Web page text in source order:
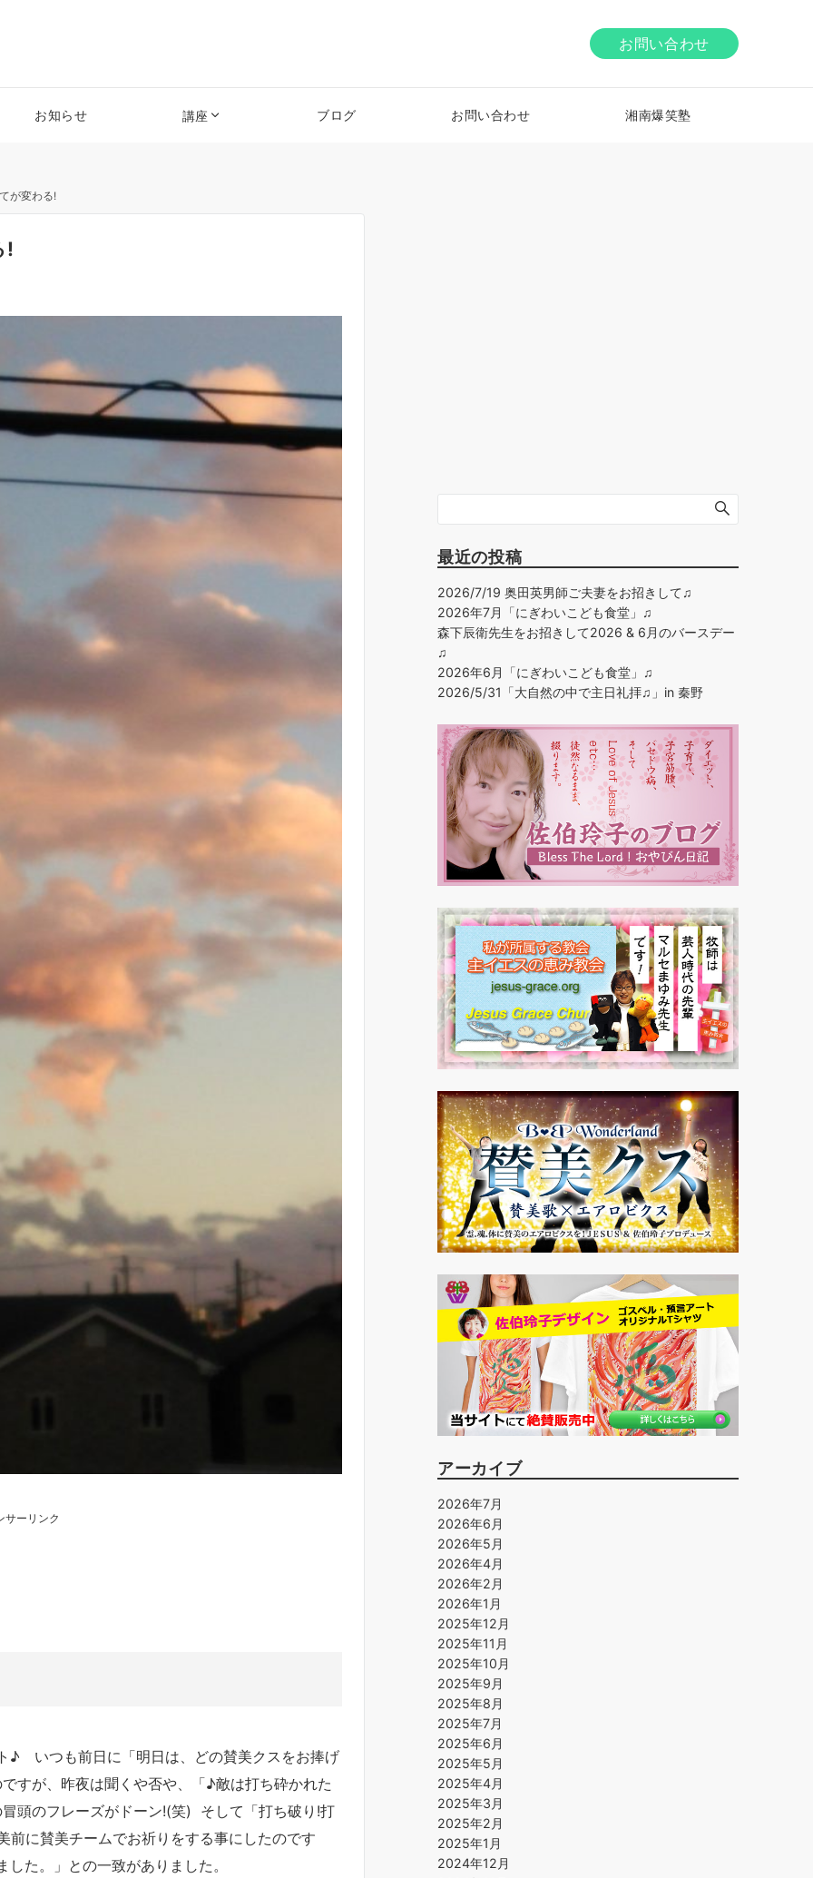
お問い合わせ
お知らせ 講座 ブログ お問い合わせ 湘南爆笑塾
が変わる!
!
サーリンク
♪ いつも前日に「明日は、どの賛美クスをお捧げ
すが、昨夜は聞くや否や、「♪敵は打ち砕かれた
頭のフレーズがドーン!(笑) そして「打ち破り!打
に賛美チームでお祈りをする事にしたのです
た。」との一致がありました。
最近の投稿
2026/7/19 奥田英男師ご夫妻をお招きして♫
2026年7月「にぎわいこども食堂」♫
森下辰衛先生をお招きして2026 & 6月のバースデー
♫
2026年6月「にぎわいこども食堂」♫
2026/5/31「大自然の中で主日礼拝♫」in 秦野
アーカイブ
2026年7月
2026年6月
2026年5月
2026年4月
2026年2月
2026年1月
2025年12月
2025年11月
2025年10月
2025年9月
2025年8月
2025年7月
2025年6月
2025年5月
2025年4月
2025年3月
2025年2月
2025年1月
2024年12月